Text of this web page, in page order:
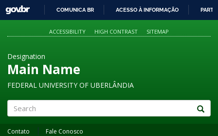
PARA
O
GOVBR
COMUNICA BR ACESSO À INFORMAÇÃO
ACCESSIBILITY HIGH CONTRAST SITEMAP
Designation
Main Name
FEDERAL UNIVERSITY OF UBERLÂNDIA
Contato Fale Conosco